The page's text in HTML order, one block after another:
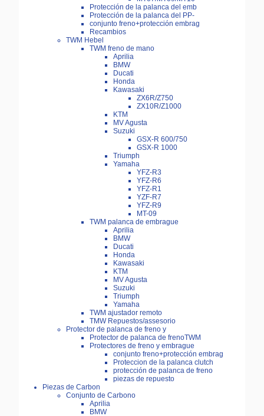
Protección de la palanca del emb
Protección de la palanca del PP-
conjunto freno+protección embrag
Recambios
TWM Hebel
TWM freno de mano
Aprilia
BMW
Ducati
Honda
Kawasaki
ZX6R/Z750
ZX10R/Z1000
KTM
MV Agusta
Suzuki
GSX-R 600/750
GSX-R 1000
Triumph
Yamaha
YFZ-R3
YFZ-R6
YFZ-R1
YZF-R7
YFZ-R9
MT-09
TWM palanca de embrague
Aprilia
BMW
Ducati
Honda
Kawasaki
KTM
MV Agusta
Suzuki
Triumph
Yamaha
TWM ajustador remoto
TMW Repuestos/assesorio
Protector de palanca de freno y
Protector de palanca de frenoTWM
Protectores de freno y embrague
conjunto freno+protección embrag
Proteccion de la palanca clutch
protección de palanca de freno
piezas de repuesto
Piezas de Carbon
Conjunto de Carbono
Aprilia
BMW